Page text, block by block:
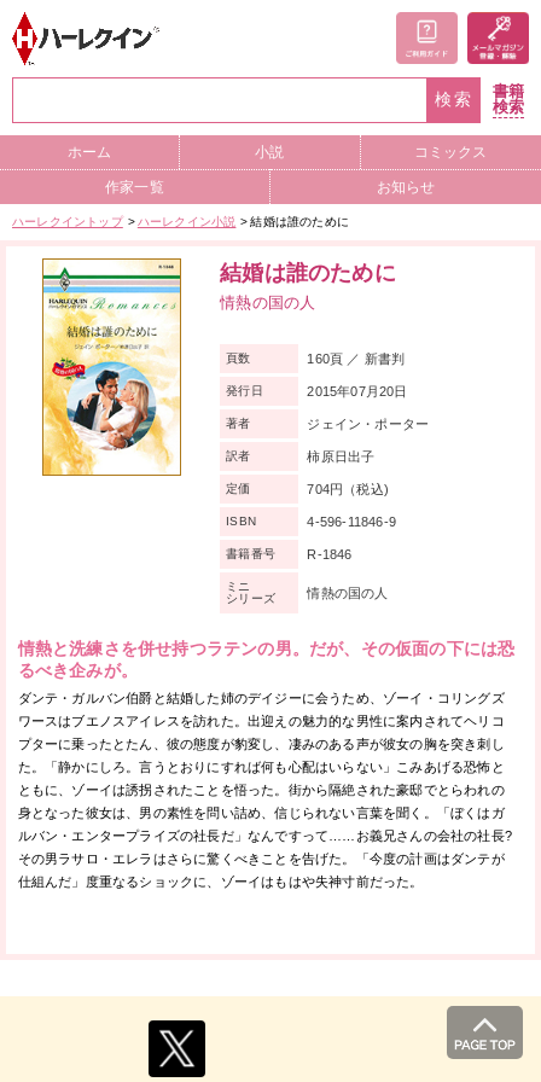
検索
書籍
検索
ホーム 小説 コミックス
作家一覧 お知らせ
ハーレクイントップ ハーレクイン小説 結婚は誰のために
結婚は誰のために
情熱の国の人
情熱と洗練さを併せ持つラテンの男。だが、その仮面の下には恐
るべき企みが。
ダンテ・ガルバン伯爵と結婚した姉のデイジーに会うため、ゾーイ・コリングズ
ワースはブエノスアイレスを訪れた。出迎えの魅力的な男性に案内されてヘリコ
プターに乗ったとたん、彼の態度が豹変し、凄みのある声が彼女の胸を突き刺し
た。「静かにしろ。言うとおりにすれば何も心配はいらない」こみあげる恐怖と
ともに、ゾーイは誘拐されたことを悟った。街から隔絶された豪邸でとらわれの
身となった彼女は、男の素性を問い詰め、信じられない言葉を聞く。「ぼくはガ
ルバン・エンタープライズの社長だ」なんですって……お義兄さんの会社の社長?
その男ラサロ・エレラはさらに驚くべきことを告げた。「今度の計画はダンテが
仕組んだ」度重なるショックに、ゾーイはもはや失神寸前だった。
頁数 160頁 ／ 新書判
発行日 2015年07月20日
著者 ジェイン・ポーター
訳者 柿原日出子
定価 704円（税込)
ISBN 4-596-11846-9
書籍番号 R-1846
ミニ
シリーズ
情熱の国の人